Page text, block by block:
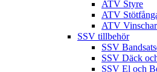
ATV Styre
ATV
ATV
SSV tillbehör
SSV
SSV Däck
SSV El och